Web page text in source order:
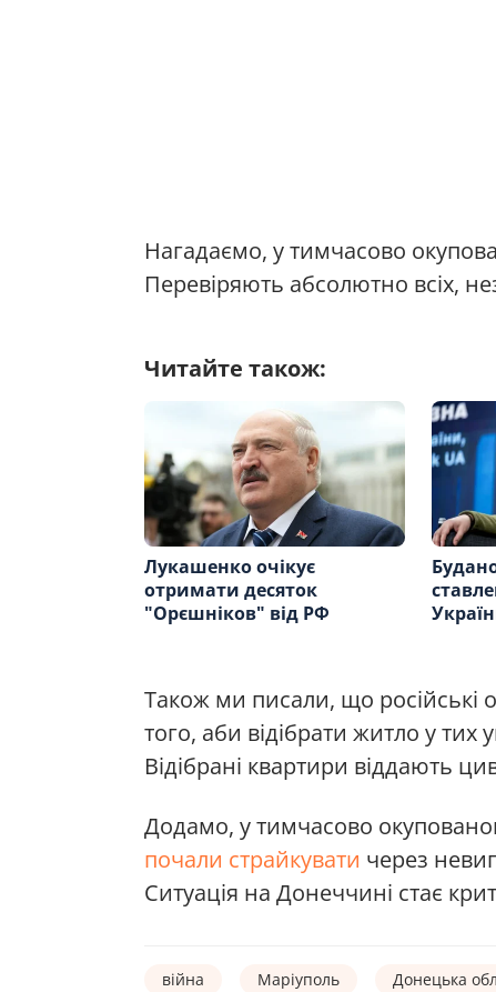
Нагадаємо, у тимчасово
Перевіряють абсолютно всіх,
Читайте також:
Лукашенко очікує
отримати десяток
"Орєшніков" від РФ
Також ми писали, що російські
того, аби відібрати житло у тих
Відібрані квартири віддають
Додамо, у тимчасово
почали страйкувати через
Ситуація на Донеччині стає
війна Маріуполь Донецька